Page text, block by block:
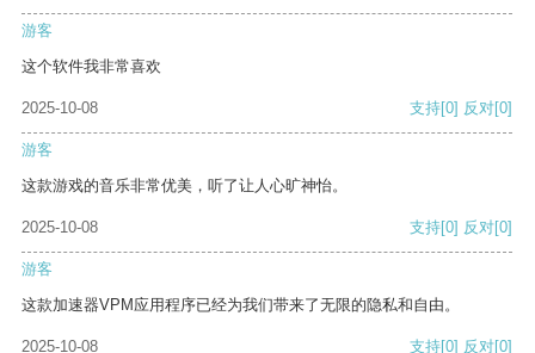
游客
这个软件我非常喜欢
2025-10-08 支持[0] 反对[0]
游客
这款游戏的音乐非常优美，听了让人心旷神怡。
2025-10-08 支持[0] 反对[0]
游客
这款加速器VPM应用程序已经为我们带来了无限的隐私和自由。
2025-10-08 支持[0] 反对[0]